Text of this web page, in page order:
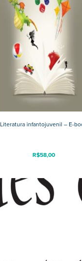
Literatura infantojuvenil – E-
R$58,00